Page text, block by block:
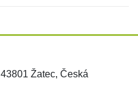
Žatec, Česká